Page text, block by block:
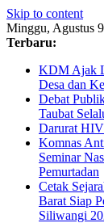
Skip to content
Minggu, Agustus
Terbaru:
KDM Ajak
Desa dan
Debat
Taubat
Darurat HIV
Komnas
Seminar
Pemurtadan
Cetak
Barat Siap
Siliwangi